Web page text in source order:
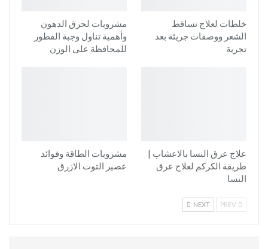
خلطات لعلاج تساقط
الشعر ووصفات جريئة بعد
تجربة
مشروبات لحرق الدهون
وأهمية تناول وجبة الفطور
للمحافظة على الوزن
علاج عرق النسا بالاعشاب |
طريقة الكركم لعلاج عرق
النسا
مشروبات الطاقة وفوائد
عصير التوت الازرق
NEXT